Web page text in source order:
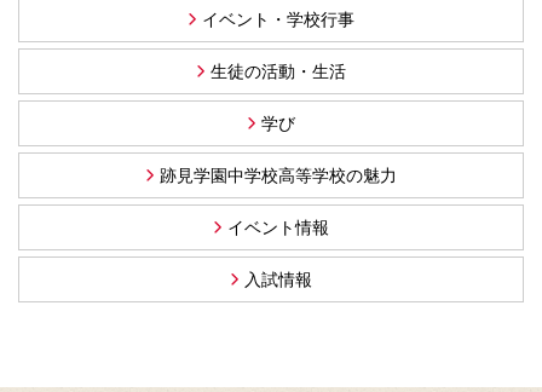
イベント・学校行事
生徒の活動・生活
学び
跡見学園中学校高等学校の魅力
イベント情報
入試情報